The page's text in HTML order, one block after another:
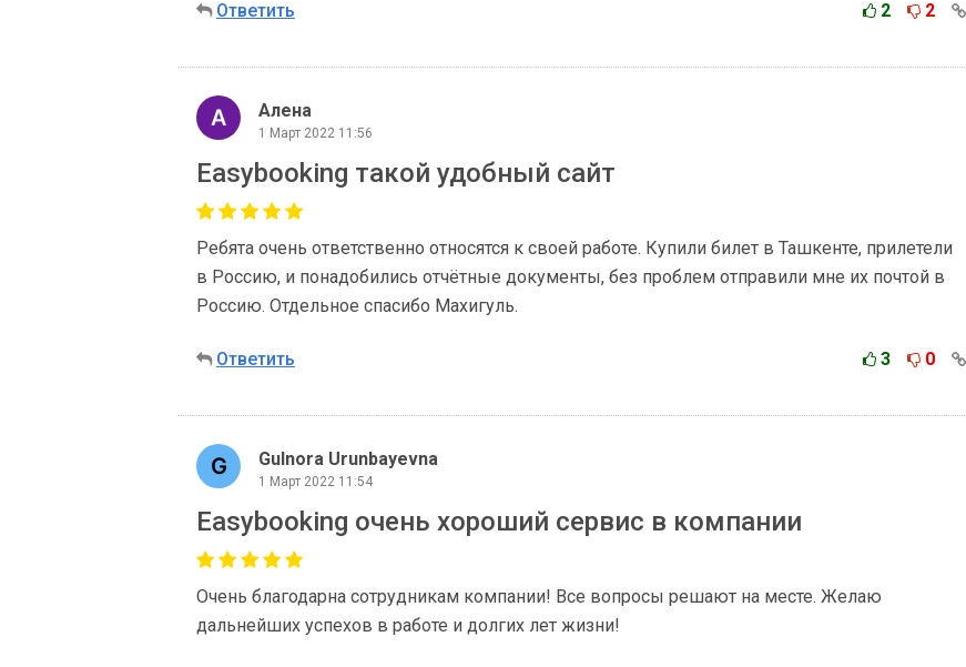
Ответить 2 2
Алена
1 Март 2022 11:56
Easybooking такой удобный сайт
Ребята очень ответственно относятся к своей работе. Купили билет в Ташкенте, прилетели
в Россию, и понадобились отчётные документы, без проблем отправили мне их почтой в
Россию. Отдельное спасибо Махигуль.
Ответить 3 0
Gulnora Urunbayevna
1 Март 2022 11:54
Easybooking очень хороший сервис в компании
Очень благодарна сотрудникам компании! Все вопросы решают на месте. Желаю
дальнейших успехов в работе и долгих лет жизни!